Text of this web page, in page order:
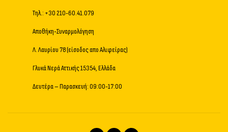
Τηλ.: +30 210-60.41.079
Αποθήκη-Συναρμολόγηση
Λ. Λαυρίου 78 (είσοδος απο Αλιφείρας)
Γλυκά Νερά Αττικής 15354, Ελλάδα
Δευτέρα – Παρασκευή: 09:00-17:00